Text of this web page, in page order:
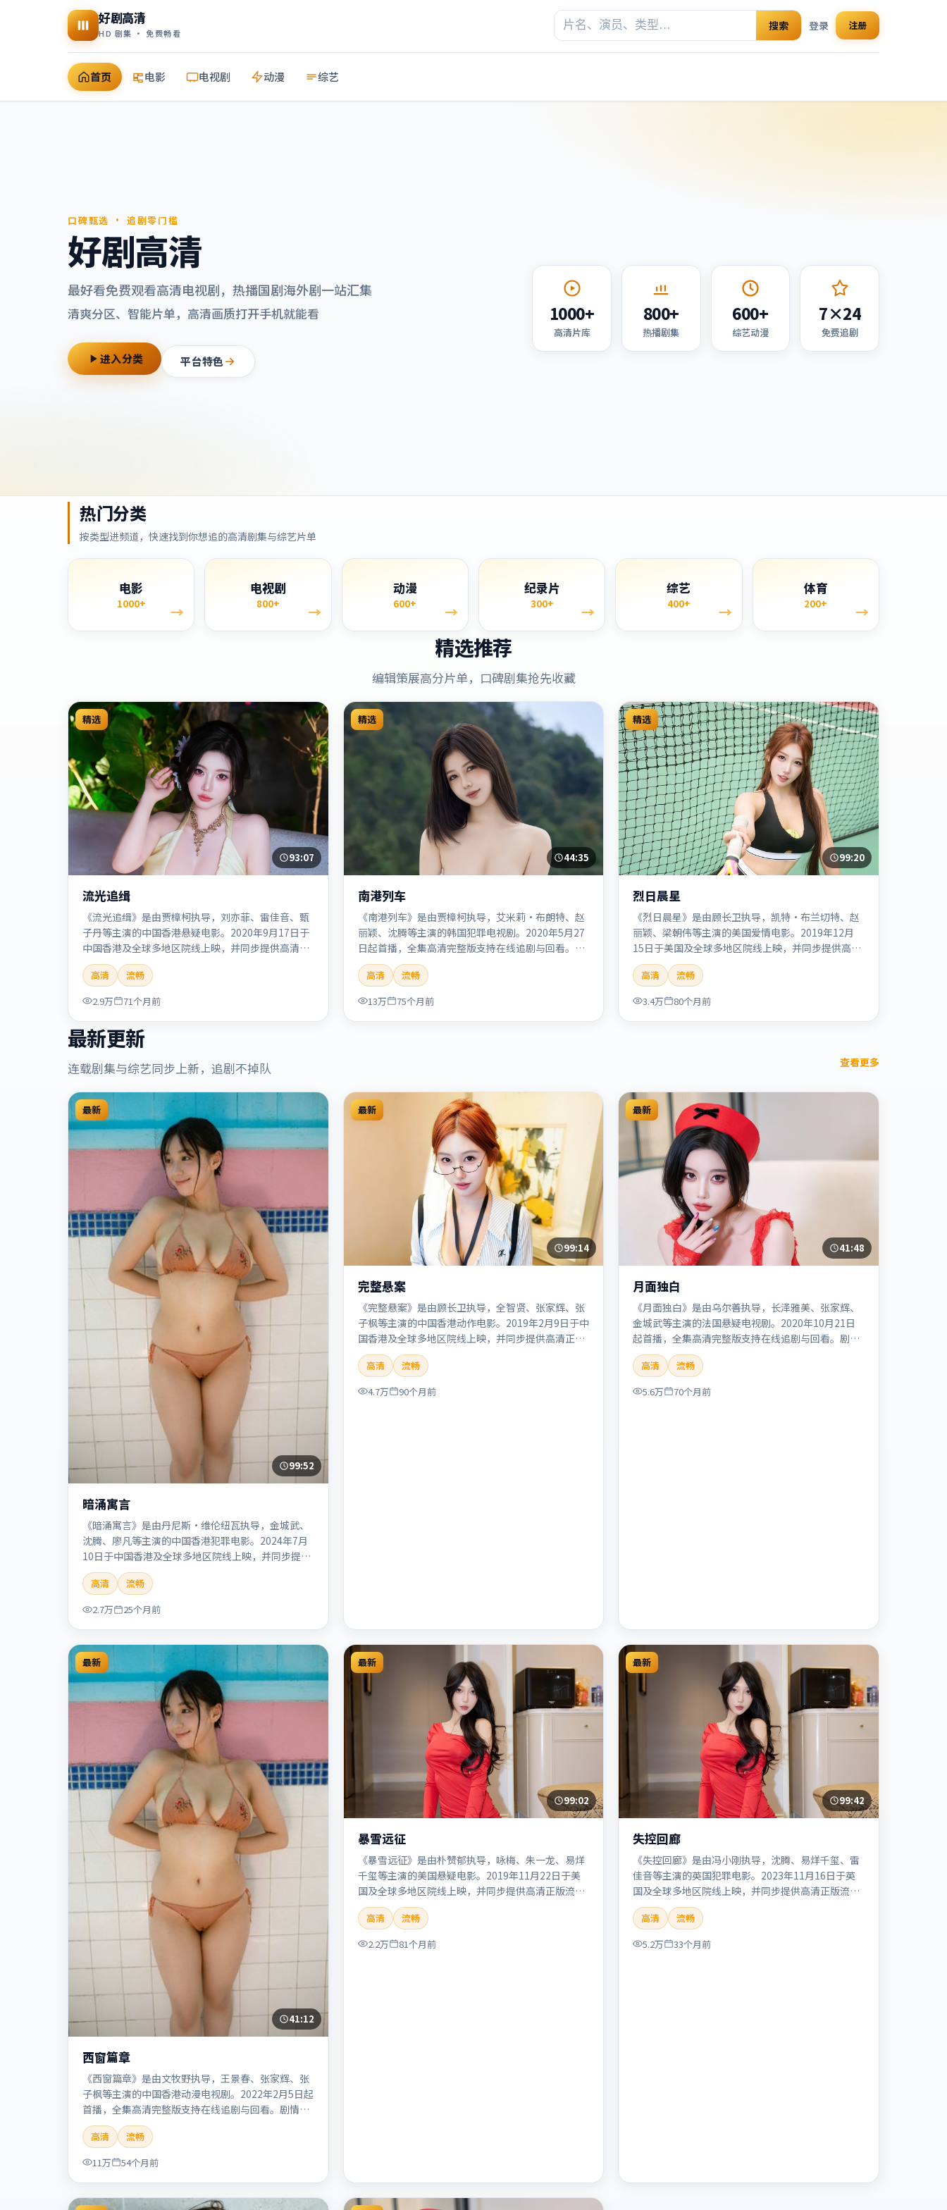
好剧高清
HD 剧集 · 免费畅看
搜索 登录 注册
首页 电影 电视剧 动漫 综艺
口碑甄选 · 追剧零门槛
好剧高清
最好看免费观看高清电视剧，热播国剧海外剧一站汇集
清爽分区、智能片单，高清画质打开手机就能看
进入分类 平台特色
1000+
高清片库
800+
热播剧集
600+
综艺动漫
7×24
免费追剧
热门分类
按类型进频道，快速找到你想追的高清剧集与综艺片单
电影
1000+ →
电视剧
800+ →
动漫
600+ →
纪录片
300+ →
综艺
400+ →
体育
200+ →
精选推荐
编辑策展高分片单，口碑剧集抢先收藏
精选
93:07
流光追缉
《流光追缉》是由贾樟柯执导，刘亦菲、雷佳音、甄
子丹等主演的中国香港悬疑电影。2020年9月17日于
中国香港及全球多地区院线上映，并同步提供高清正
版流媒体在线观看。剧情与看点：悬念层层推进，线
索相互勾连，结局出人意料，适合推理爱好者。本片
适合检索「流光追缉」「贾樟柯」「悬疑」「中国香
港」「2020」「2020-09-17上映」等关键词的影迷
阅读简介与主创信息。
高清
流畅
2.9万
71个月前
精选
44:35
南港列车
《南港列车》是由贾樟柯执导，艾米莉·布朗特、赵
丽颖、沈腾等主演的韩国犯罪电视剧。2020年5月27
日起首播，全集高清完整版支持在线追剧与回看。剧
情与看点：聚焦案件与人性灰色地带，张力十足，兼
具社会观察与戏剧冲突。本片适合检索「南港列车」
「贾樟柯」「犯罪」「韩国」「2020」「2020-05-
27上映」等关键词的影迷阅读简介与主创信息。
高清
流畅
13万
75个月前
精选
99:20
烈日晨星
《烈日晨星》是由顾长卫执导，凯特·布兰切特、赵
丽颖、梁朝伟等主演的美国爱情电影。2019年12月
15日于美国及全球多地区院线上映，并同步提供高清
正版流媒体在线观看。剧情与看点：情感细腻动人，
人物关系真实可信，适合喜欢温情叙事的观众。本片
适合检索「烈日晨星」「顾长卫」「爱情」「美国」
「2019」「2019-12-15上映」等关键词的影迷阅读
简介与主创信息。
高清
流畅
3.4万
80个月前
最新更新
连载剧集与综艺同步上新，追剧不掉队 查看更多
最新
99:52
暗涌寓言
《暗涌寓言》是由丹尼斯·维伦纽瓦执导，金城武、
沈腾、廖凡等主演的中国香港犯罪电影。2024年7月
10日于中国香港及全球多地区院线上映，并同步提供
高清正版流媒体在线观看。剧情与看点：聚焦案件与
人性灰色地带，张力十足，兼具社会观察与戏剧冲
突。本片适合检索「暗涌寓言」「丹尼斯·维伦纽
瓦」「犯罪」「中国香港」「2024」「2024-07-10
上映」等关键词的影迷阅读简介与主创信息。
高清
流畅
2.7万
25个月前
最新
99:14
完整悬案
《完整悬案》是由顾长卫执导，全智贤、张家辉、张
子枫等主演的中国香港动作电影。2019年2月9日于中
国香港及全球多地区院线上映，并同步提供高清正版
流媒体在线观看。剧情与看点：动作场面密集，节奏
明快，适合喜欢热血追缉与爆破场面的观众。本片适
合检索「完整悬案」「顾长卫」「动作」「中国香
港」「2019」「2019-02-09上映」等关键词的影迷
高清
流畅
4.7万
90个月前
最新
41:48
月面独白
《月面独白》是由乌尔善执导，长泽雅美、张家辉、
金城武等主演的法国悬疑电视剧。2020年10月21日
起首播，全集高清完整版支持在线追剧与回看。剧情
与看点：悬念层层推进，线索相互勾连，结局出人意
料，适合推理爱好者。本片适合检索「月面独白」
「乌尔善」「悬疑」「法国」「2020」「2020-10-
21上映」等关键词的影迷阅读简介与主创信息。
高清
流畅
5.6万
70个月前
最新
41:12
西窗篇章
《西窗篇章》是由文牧野执导，王景春、张家辉、张
子枫等主演的中国香港动漫电视剧。2022年2月5日起
首播，全集高清完整版支持在线追剧与回看。剧情与
看点：画风鲜明，想象力丰富，剧情适合青少年与动
画爱好者。本片适合检索「西窗篇章」「文牧野」
「动漫」「中国香港」「2022」「2022-02-05上
映」等关键词的影迷阅读简介与主创信息。
高清
流畅
11万
54个月前
最新
99:02
暴雪远征
《暴雪远征》是由朴赞郁执导，咏梅、朱一龙、易烊
千玺等主演的美国悬疑电影。2019年11月22日于美
国及全球多地区院线上映，并同步提供高清正版流媒
体在线观看。剧情与看点：悬念层层推进，线索相互
勾连，结局出人意料，适合推理爱好者。本片适合检
索「暴雪远征」「朴赞郁」「悬疑」「美国」
「2019」「2019-11-22上映」等关键词的影迷阅读
高清
流畅
2.2万
81个月前
最新
99:42
失控回廊
《失控回廊》是由冯小刚执导，沈腾、易烊千玺、雷
佳音等主演的英国犯罪电影。2023年11月16日于英
国及全球多地区院线上映，并同步提供高清正版流媒
体在线观看。剧情与看点：聚焦案件与人性灰色地
带，张力十足，兼具社会观察与戏剧冲突。本片适合
检索「失控回廊」「冯小刚」「犯罪」「英国」
「2023」「2023-11-16上映」等关键词的影迷阅读
高清
流畅
5.2万
33个月前